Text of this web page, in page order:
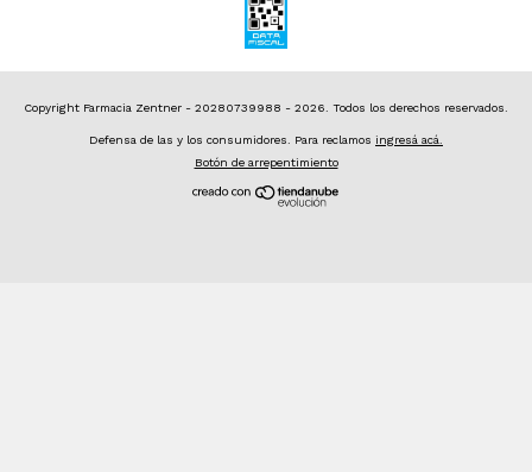
Copyright Farmacia Zentner - 20280739988 - 2026. Todos los derechos reservados.
Defensa de las y los consumidores. Para reclamos ingresá acá.
Botón de arrepentimiento